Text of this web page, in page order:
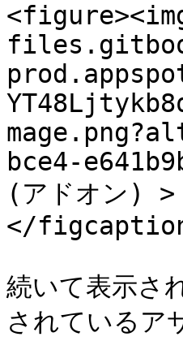
bce4-
(アドオン) >
</
続いて表示さ
されているア